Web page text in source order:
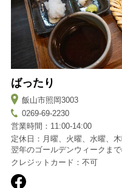
ばったり
飯山市照岡3003
0269-69-2230
営業時間：11:00-14:00
定休日：月曜、火曜、水曜、
翌年のゴールデンウィークまで
クレジットカード：不可